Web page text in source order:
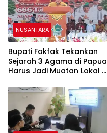
NUSANTARA
Bupati Fakfak Tekankan
Sejarah 3 Agama di Papua
Harus Jadi Muatan Lokal di